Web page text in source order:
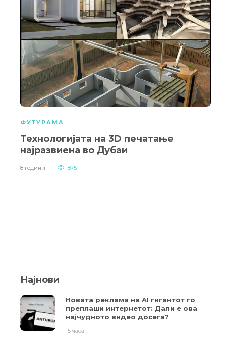
ФУТУРАМА
Технологијата на 3D печатање
најразвиена во Дубаи
8 години 875
Најнови
Новата реклама на AI гигантот го
преплаши интернетот: Дали е ова
најчудното видео досега?
15 часа